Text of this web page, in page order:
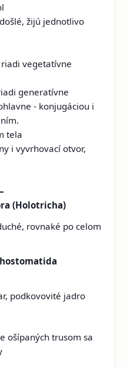
žijú jednotlivo
vegetatívne
generatívne
- konjugáciou i
tela
i vyvrhovací otvor,
(Holotricha)
rovnaké po celom
podkovovité jadro
ošípaných trusom sa